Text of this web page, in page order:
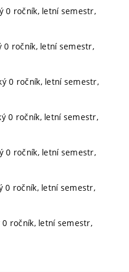
0 ročník, letní semestr,
0 ročník, letní semestr,
0 ročník, letní semestr,
0 ročník, letní semestr,
0 ročník, letní semestr,
0 ročník, letní semestr,
ročník, letní semestr,